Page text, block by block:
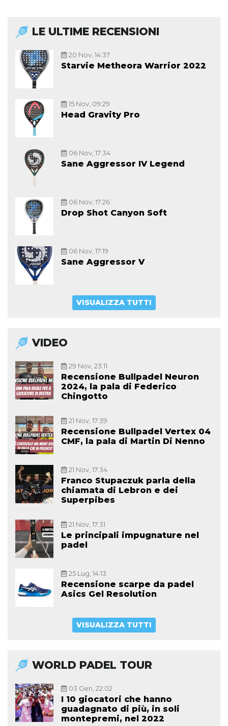
LE ULTIME RECENSIONI
20 Nov, 14:37
Starvie Metheora Warrior 2022
15 Nov, 09:29
Head Gravity Pro
06 Nov, 17:34
Sane Aggressor IV Legend
06 Nov, 17:26
Drop Shot Canyon Soft
06 Nov, 17:19
Sane Aggressor V
VISUALIZZA TUTTI
VIDEO
29 Nov, 23:11
Recensione Bullpadel Neuron
2024, la pala di Federico
Chingotto
21 Nov, 17:39
Recensione Bullpadel Vertex 04
CMF, la pala di Martin Di Nenno
21 Nov, 17:34
Franco Stupaczuk parla della
chiamata di Lebron e dei
Superpibes
21 Nov, 17:31
Le principali impugnature nel
padel
25 Lug, 14:13
Recensione scarpe da padel
Asics Gel Resolution
VISUALIZZA TUTTI
WORLD PADEL TOUR
03 Gen, 22:02
I 10 giocatori che hanno
guadagnato di più, in soli
montepremi, nel 2022